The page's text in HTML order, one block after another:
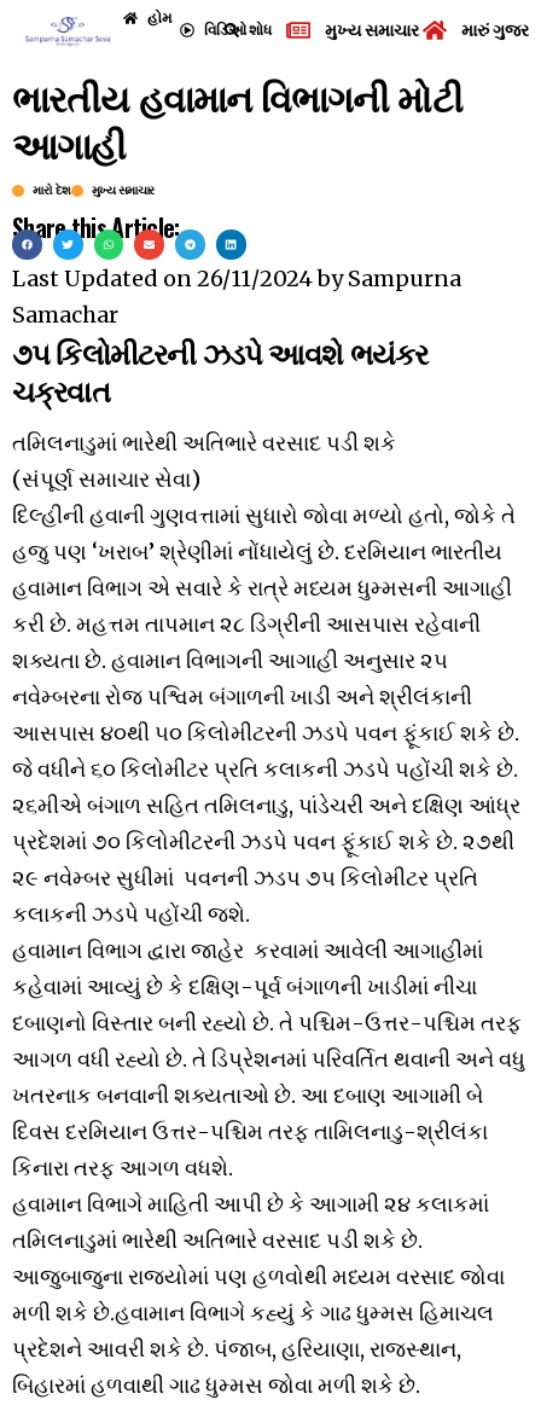
હોમ
વિડિઓશોધ મુખ્ય સમાચાર મારું
ભારતીય હવામાન વિભાગની મોટી
આગાહી
મારો દેશ મુખ્ય સમાચાર
Share this Article:
Last Updated on26/11/2024bySampurna
Samachar
૭૫ કિલોમીટરની ઝડપે આવશે ભયંકર
ચક્રવાત
તમિલનાડુમાં ભારેથી અતિભારે વરસાદ પડી શકે
(સંપૂર્ણ સમાચાર સેવા)
દિલ્હીની હવાની ગુણવત્તામાં સુધારો જોવા મળ્યો હતો, જોકે તે
હજુ પણ ‘ખરાબ’ શ્રેણીમાં નોંધાયેલું છે. દરમિયાન ભારતીય
હવામાન વિભાગ એ સવારે કે રાત્રે મધ્યમ ધુમ્મસની આગાહી
કરી છે. મહત્તમ તાપમાન ૨૮ ડિગ્રીની આસપાસ રહેવાની
શક્યતા છે. હવામાન વિભાગની આગાહી અનુસાર ૨૫
નવેમ્બરના રોજ પશ્વિમ બંગાળની ખાડી અને શ્રીલંકાની
આસપાસ ૪૦થી ૫૦ કિલોમીટરની ઝડપે પવન ફૂંકાઈ શકે છે.
જે વધીને ૬૦ કિલોમીટર પ્રતિ કલાકની ઝડપે પહોંચી શકે છે.
૨૬મીએ બંગાળ સહિત તમિલનાડુ, પાંડેચરી અને દક્ષિણ આંધ્ર
પ્રદેશમાં ૭૦ કિલોમીટરની ઝડપે પવન ફૂંકાઈ શકે છે. ૨૭થી
૨૯ નવેમ્બર સુધીમાં પવનની ઝડપ ૭૫ કિલોમીટર પ્રતિ
કલાકની ઝડપે પહોંચી જશે.
હવામાન વિભાગ દ્વારા જાહેર કરવામાં આવેલી આગાહીમાં
કહેવામાં આવ્યું છે કે દક્ષિણ-પૂર્વ બંગાળની ખાડીમાં નીચા
દબાણનો વિસ્તાર બની રહ્યો છે. તે પશ્ચિમ-ઉત્તર-પશ્ચિમ તરફ
આગળ વધી રહ્યો છે. તે ડિપ્રેશનમાં પરિવર્તિત થવાની અને વધુ
ખતરનાક બનવાની શક્યતાઓ છે. આ દબાણ આગામી બે
દિવસ દરમિયાન ઉત્તર-પશ્ચિમ તરફ તામિલનાડુ-શ્રીલંકા
કિનારા તરફ આગળ વધશે.
હવામાન વિભાગે માહિતી આપી છે કે આગામી ૨૪ કલાકમાં
તમિલનાડુમાં ભારેથી અતિભારે વરસાદ પડી શકે છે.
આજુબાજુના રાજ્યોમાં પણ હળવોથી મધ્યમ વરસાદ જોવા
મળી શકે છે.હવામાન વિભાગે કહ્યું કે ગાઢ ધુમ્મસ હિમાચલ
પ્રદેશને આવરી શકે છે. પંજાબ, હરિયાણા, રાજસ્થાન,
બિહારમાં હળવાથી ગાઢ ધુમ્મસ જોવા મળી શકે છે.